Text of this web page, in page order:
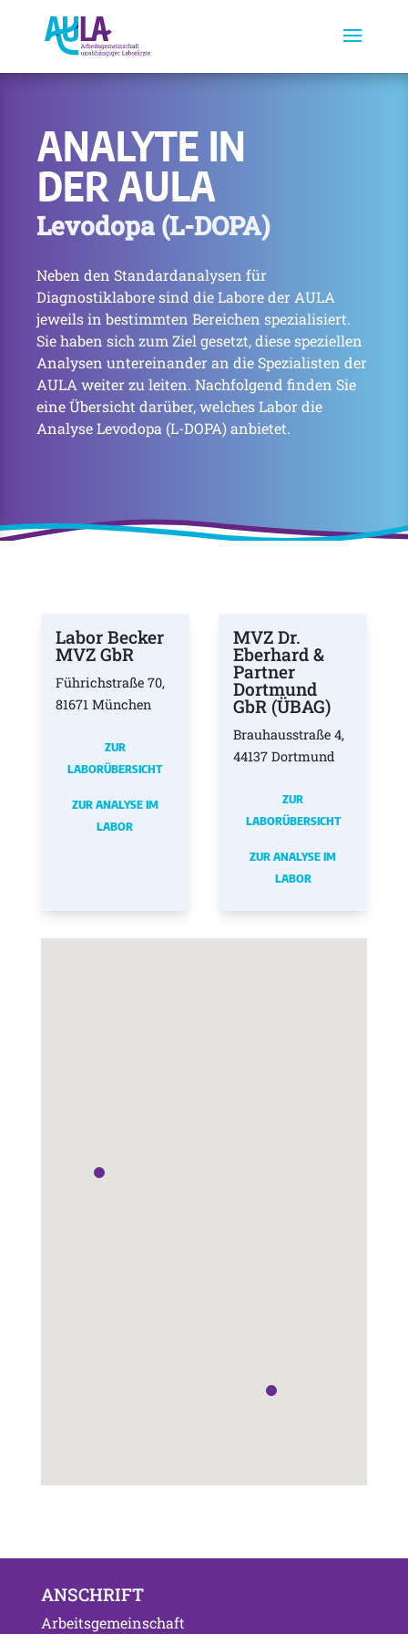
ANALYTE IN
DER AULA
Levodopa (L-DOPA)
Neben den Standardanalysen für
Diagnostiklabore sind die Labore der AULA
jeweils in bestimmten Bereichen spezialisiert.
Sie haben sich zum Ziel gesetzt, diese speziellen
Analysen untereinander an die Spezialisten der
AULA weiter zu leiten. Nachfolgend finden Sie
eine Übersicht darüber, welches Labor die
Analyse Levodopa (L-DOPA) anbietet.
Labor Becker
MVZ GbR
Führichstraße 70,
81671 München
ZUR
LABORÜBERSICHT
ZUR ANALYSE IM
LABOR
MVZ Dr.
Eberhard &
Partner
Dortmund
GbR (ÜBAG)
Brauhausstraße 4,
44137 Dortmund
ZUR
LABORÜBERSICHT
ZUR ANALYSE IM
LABOR
ANSCHRIFT
Arbeitsgemeinschaft